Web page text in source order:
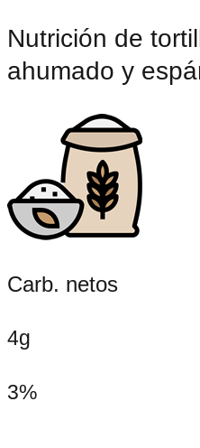
Nutrición de
ahumado y
Carb. netos
4g
3%